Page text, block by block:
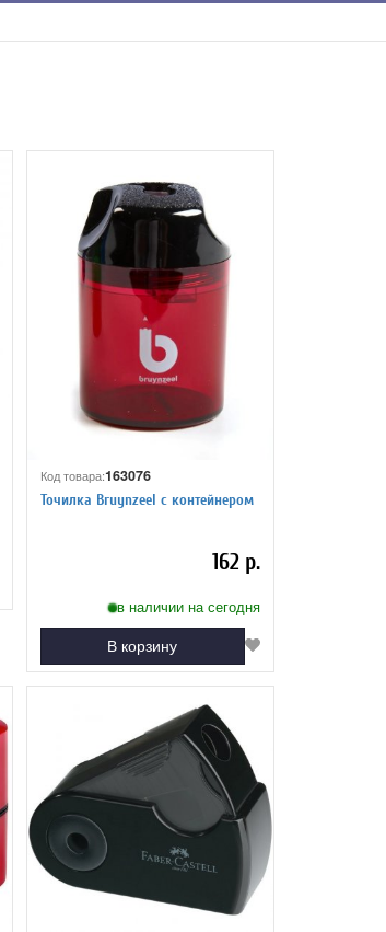
Код товара:163076
Точилка Bruynzeel с контейнером
162 р.
в наличии на сегодня
В корзину